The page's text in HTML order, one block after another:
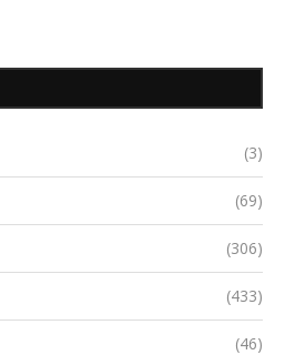
(3)
(69)
(306)
(433)
(46)